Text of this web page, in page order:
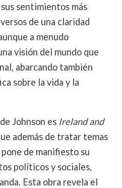
sentimientos más
de una claridad
a menudo
visión del mundo que
abarcando también
sobre la vida y la
Johnson es Ireland and
además de tratar temas
de manifiesto su
políticos y sociales,
Esta obra revela el